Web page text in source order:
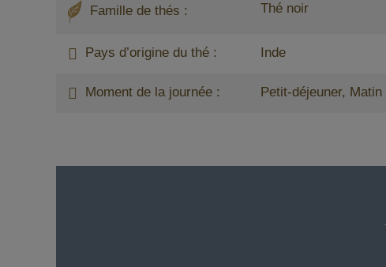
Famille de thés : Thé noir
Pays d’origine du thé : Inde
Moment de la journée : Petit-déjeuner, Matin